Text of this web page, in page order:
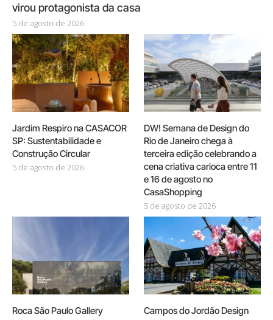
virou protagonista da casa
5 de agosto de 2026
Jardim Respiro na CASACOR
SP: Sustentabilidade e
Construção Circular
5 de agosto de 2026
DW! Semana de Design do
Rio de Janeiro chega à
terceira edição celebrando a
cena criativa carioca entre 11
e 16 de agosto no
CasaShopping
5 de agosto de 2026
Roca São Paulo Gallery
Campos do Jordão Design